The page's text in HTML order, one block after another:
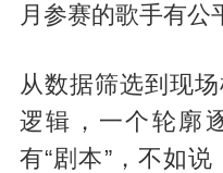
月参赛的歌手有公
从数据筛选到现
逻辑，一个轮廓
有“剧本”，不如